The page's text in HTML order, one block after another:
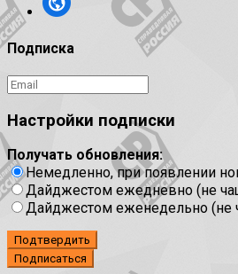
Подписка
Настройки подписки
Получать обновления:
Немедленно, при появлении
Дайджестом ежедневно (не
Дайджестом еженедельно (не
Подтвердить